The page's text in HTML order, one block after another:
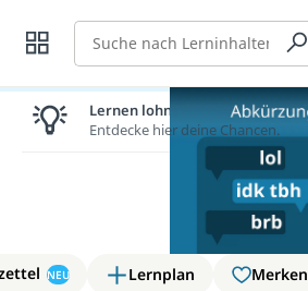
Suche
NEU Lernplan Merken
Lernen lohnt sich!
Entdecke hier deine Chancen.